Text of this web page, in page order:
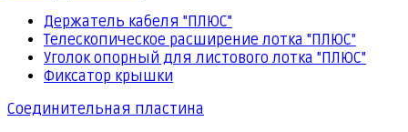
Держатель кабеля "ПЛЮС"
Телескопическое расширение лотка "ПЛЮС"
Уголок опорный для листового лотка "ПЛЮС"
Фиксатор крышки
Соединительная пластина